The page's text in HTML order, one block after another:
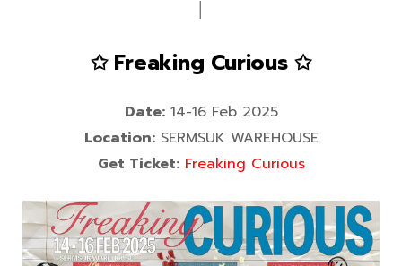
✩ Freaking Curious ✩
Date:14-16 Feb 2025
Location:SERMSUK WAREHOUSE
Get Ticket: Freaking Curious